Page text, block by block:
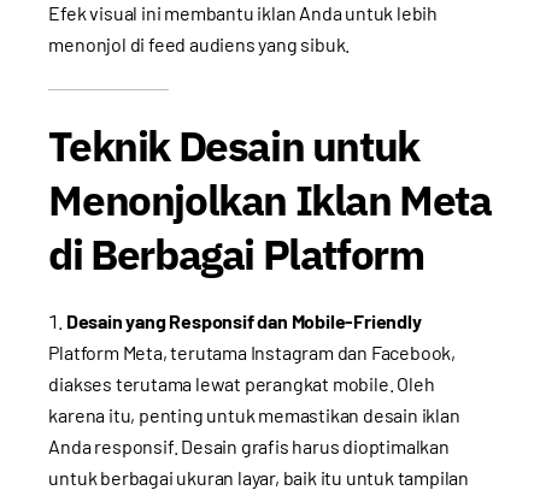
Efek visual ini membantu iklan Anda untuk lebih
menonjol di feed audiens yang sibuk.
Teknik Desain untuk
Menonjolkan Iklan Meta
di Berbagai Platform
Desain yang Responsif dan Mobile-Friendly
Platform Meta, terutama Instagram dan Facebook,
diakses terutama lewat perangkat mobile. Oleh
karena itu, penting untuk memastikan desain iklan
Anda responsif. Desain grafis harus dioptimalkan
untuk berbagai ukuran layar, baik itu untuk tampilan